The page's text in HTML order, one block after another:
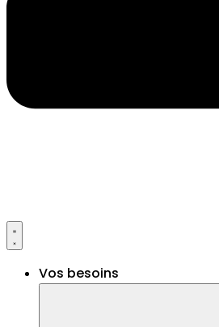
Vos besoins